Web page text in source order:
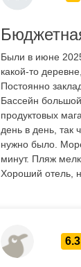
Были в июне
какой-то
Постоянно
Бассейн
продуктовых
день в день,
нужно было.
минут. Пляж
Хороший отель,
6.3